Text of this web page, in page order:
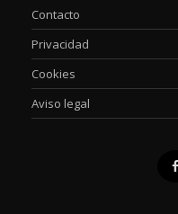
Contacto
Privacidad
Cookies
Aviso legal